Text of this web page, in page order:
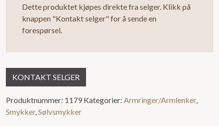
Dette produktet kjøpes direkte fra selger. Klikk på
knappen "Kontakt selger" for å sende en
forespørsel.
KONTAKT SELGER
Produktnummer: 1179 Kategorier: Armringer/Armlenker,
Smykker,Sølvsmykker